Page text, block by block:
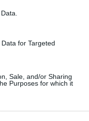
for Targeted
Sale, and/or Sharing
Purposes for which it
Ștefănescu, dar
numește